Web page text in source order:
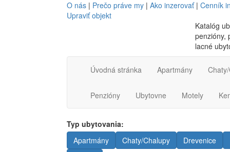
O nás | Prečo práve my | Ako inzerovať| Cenník
Upraviť objekt
Katalóg
penzióny,
lacné
Úvodná stránka Apartmány
Penzióny Ubytovne Motely
Typ ubytovania:
Apartmány
Chaty/Chalupy Drevenice